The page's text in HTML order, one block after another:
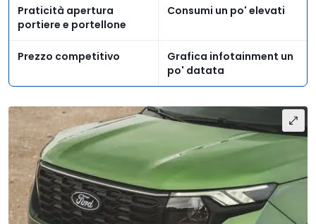
Praticità apertura
portiere e portellone
Consumi un po' elevati
Prezzo competitivo
Grafica infotainment un
po' datata